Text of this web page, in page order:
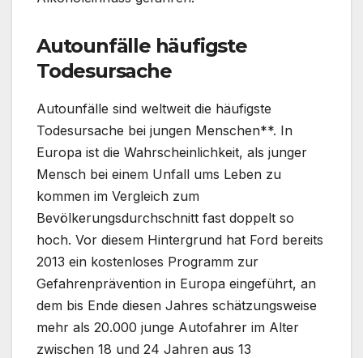
Autounfälle häufigste
Todesursache
Autounfälle sind weltweit die häufigste
Todesursache bei jungen Menschen**. In
Europa ist die Wahrscheinlichkeit, als junger
Mensch bei einem Unfall ums Leben zu
kommen im Vergleich zum
Bevölkerungsdurchschnitt fast doppelt so
hoch. Vor diesem Hintergrund hat Ford bereits
2013 ein kostenloses Programm zur
Gefahrenprävention in Europa eingeführt, an
dem bis Ende diesen Jahres schätzungsweise
mehr als 20.000 junge Autofahrer im Alter
zwischen 18 und 24 Jahren aus 13